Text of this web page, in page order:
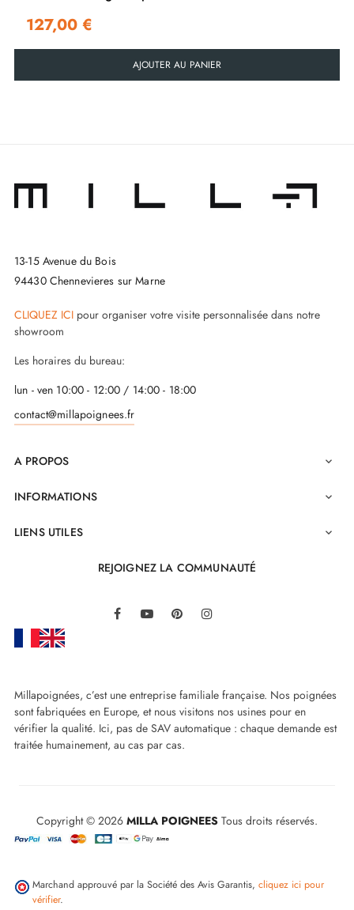
127,00 €
AJOUTER AU PANIER
13-15 Avenue du Bois
94430 Chennevieres sur Marne
CLIQUEZ ICI pour organiser votre visite personnalisée dans notre
showroom
Les horaires du bureau:
lun - ven 10:00 - 12:00 / 14:00 - 18:00
contact@millapoignees.fr
A PROPOS 
INFORMATIONS 
LIENS UTILES 
REJOIGNEZ LA COMMUNAUTÉ
FacebookYouTube Pinterest
Millapoignées, c’est une entreprise familiale française. Nos poignées
sont fabriquées en Europe, et nous visitons nos usines pour en
vérifier la qualité. Ici, pas de SAV automatique : chaque demande est
traitée humainement, au cas par cas.
Copyright © 2026 MILLA POIGNEES Tous droits réservés.
Marchand approuvé par la Société des Avis Garantis, cliquez ici pour
vérifier.